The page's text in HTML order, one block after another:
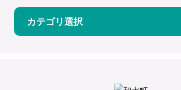
カテゴリ選択